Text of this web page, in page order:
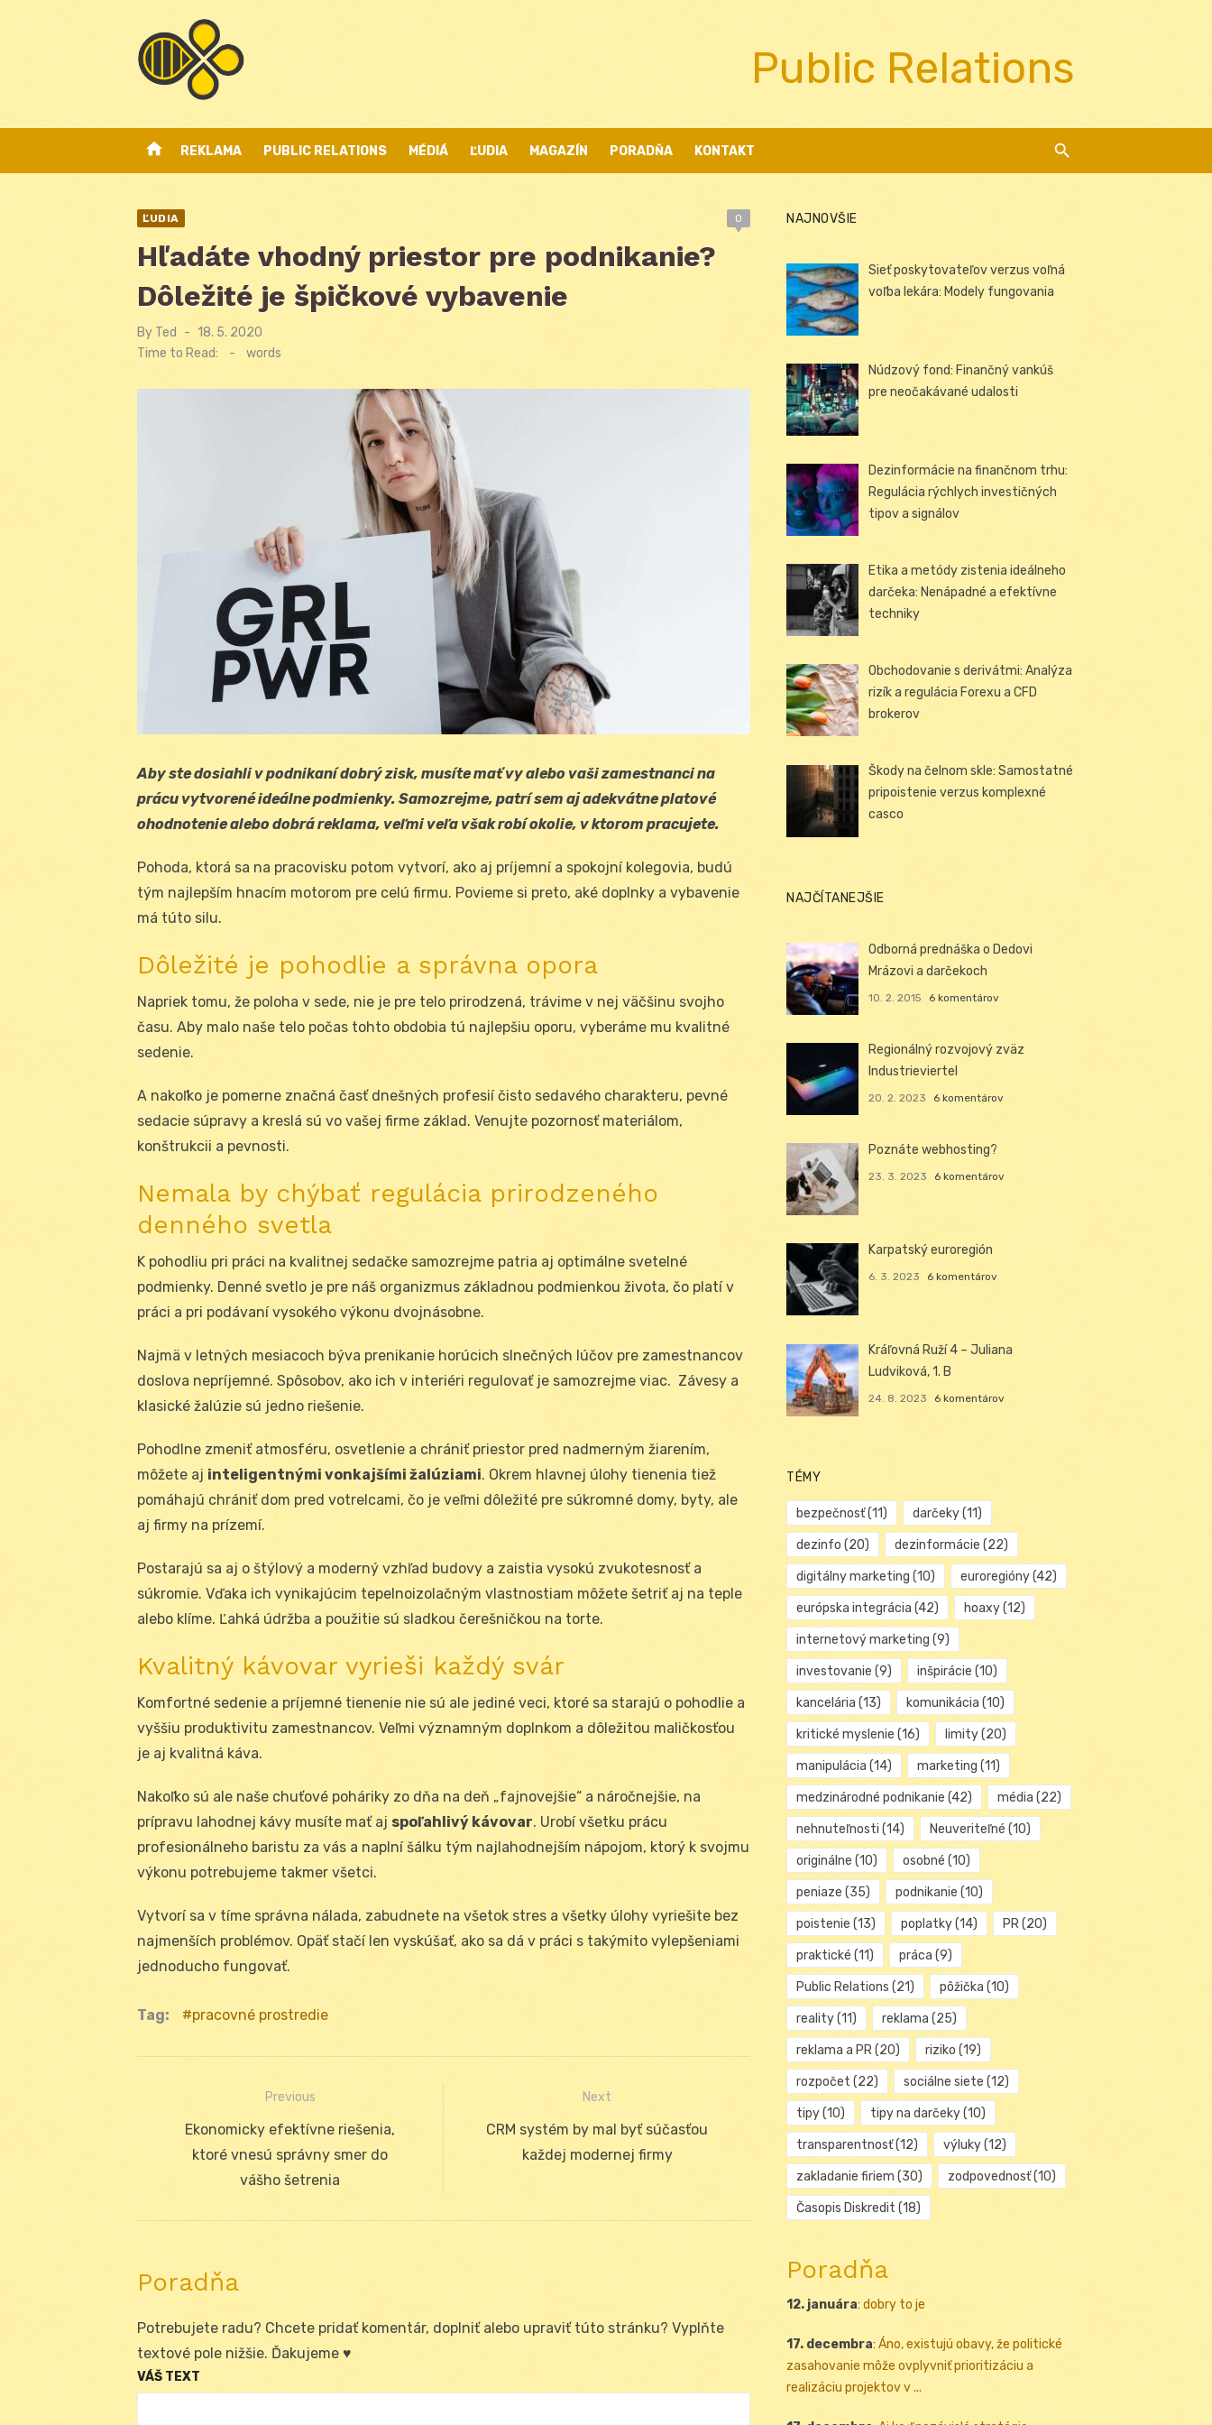
Public Relations
home REKLAMA PUBLIC RELATIONS MÉDIÁ ĽUDIA MAGAZÍN PORADŇA KONTAKT
ĽUDIA 0
Hľadáte vhodný priestor pre podnikanie?
Dôležité je špičkové vybavenie
By Ted
Posted
on
18. 5. 2020
Time to Read:
- words
Aby ste dosiahli v podnikaní dobrý zisk, musíte mať vy alebo vaši zamestnanci na
prácu vytvorené ideálne podmienky. Samozrejme, patrí sem aj adekvátne platové
ohodnotenie alebo dobrá reklama, veľmi veľa však robí okolie, v ktorom pracujete.
Pohoda, ktorá sa na pracovisku potom vytvorí, ako aj príjemní a spokojní kolegovia, budú
tým najlepším hnacím motorom pre celú firmu. Povieme si preto, aké doplnky a vybavenie
má túto silu.
Dôležité je pohodlie a správna opora
Napriek tomu, že poloha v sede, nie je pre telo prirodzená, trávime v nej väčšinu svojho
času. Aby malo naše telo počas tohto obdobia tú najlepšiu oporu, vyberáme mu kvalitné
sedenie.
A nakoľko je pomerne značná časť dnešných profesií čisto sedavého charakteru, pevné
sedacie súpravy a kreslá sú vo vašej firme základ. Venujte pozornosť materiálom,
konštrukcii a pevnosti.
Nemala by chýbať regulácia prirodzeného
denného svetla
K pohodliu pri práci na kvalitnej sedačke samozrejme patria aj optimálne svetelné
podmienky. Denné svetlo je pre náš organizmus základnou podmienkou života, čo platí v
práci a pri podávaní vysokého výkonu dvojnásobne.
Najmä v letných mesiacoch býva prenikanie horúcich slnečných lúčov pre zamestnancov
doslova nepríjemné. Spôsobov, ako ich v interiéri regulovať je samozrejme viac. Závesy a
klasické žalúzie sú jedno riešenie.
Pohodlne zmeniť atmosféru, osvetlenie a chrániť priestor pred nadmerným žiarením,
môžete aj inteligentnými vonkajšími žalúziami. Okrem hlavnej úlohy tienenia tiež
pomáhajú chrániť dom pred votrelcami, čo je veľmi dôležité pre súkromné domy, byty, ale
aj firmy na prízemí.
Postarajú sa aj o štýlový a moderný vzhľad budovy a zaistia vysokú zvukotesnosť a
súkromie. Vďaka ich vynikajúcim tepelnoizolačným vlastnostiam môžete šetriť aj na teple
alebo klíme. Ľahká údržba a použitie sú sladkou čerešničkou na torte.
Kvalitný kávovar vyrieši každý svár
Komfortné sedenie a príjemné tienenie nie sú ale jediné veci, ktoré sa starajú o pohodlie a
vyššiu produktivitu zamestnancov. Veľmi významným doplnkom a dôležitou maličkosťou
je aj kvalitná káva.
Nakoľko sú ale naše chuťové poháriky zo dňa na deň „fajnovejšie“ a náročnejšie, na
prípravu lahodnej kávy musíte mať aj spoľahlivý kávovar. Urobí všetku prácu
profesionálneho baristu za vás a naplní šálku tým najlahodnejším nápojom, ktorý k svojmu
výkonu potrebujeme takmer všetci.
Vytvorí sa v tíme správna nálada, zabudnete na všetok stres a všetky úlohy vyriešite bez
najmenších problémov. Opäť stačí len vyskúšať, ako sa dá v práci s takýmito vylepšeniami
jednoducho fungovať.
Tag: pracovné prostredie
Navigácia
Previous
Previous
post:
Ekonomicky efektívne riešenia,
ktoré vnesú správny smer do
vášho šetrenia
Next
Next
CRM systém by mal byť súčasťou
každej modernej firmy
Poradňa
Potrebujete radu? Chcete pridať komentár, doplniť alebo upraviť túto stránku? Vyplňte
textové pole nižšie. Ďakujeme ♥
VÁŠ TEXT
NAJNOVŠIE
Sieť poskytovateľov verzus voľná
voľba lekára: Modely fungovania
Núdzový fond: Finančný vankúš
pre neočakávané udalosti
Dezinformácie na finančnom trhu:
Regulácia rýchlych investičných
tipov a signálov
Etika a metódy zistenia ideálneho
darčeka: Nenápadné a efektívne
techniky
Obchodovanie s derivátmi: Analýza
rizík a regulácia Forexu a CFD
brokerov
Škody na čelnom skle: Samostatné
pripoistenie verzus komplexné
casco
NAJČÍTANEJŠIE
Odborná prednáška o Dedovi
Mrázovi a darčekoch
10. 2. 2015 6 komentárov
Regionálný rozvojový zväz
Industrieviertel
20. 2. 2023 6 komentárov
Poznáte webhosting?
23. 3. 2023 6 komentárov
Karpatský euroregión
6. 3. 2023 6 komentárov
Kráľovná Ruží 4 – Juliana
Ludviková, 1. B
24. 8. 2023 6 komentárov
TÉMY
bezpečnosť(11) darčeky(11)
dezinfo (20) dezinformácie (22)
digitálny marketing (10) euroregióny(42)
európska integrácia (42) hoaxy(12)
internetový marketing (9)
investovanie (9) inšpirácie (10)
kancelária (13) komunikácia (10)
kritické myslenie (16) limity(20)
manipulácia (14) marketing (11)
medzinárodné podnikanie (42) média (22)
nehnuteľnosti (14) Neuveriteľné (10)
originálne (10) osobné (10)
peniaze (35) podnikanie (10)
poistenie (13) poplatky(14) PR(20)
praktické (11) práca (9)
Public Relations (21) pôžička (10)
reality(11) reklama (25)
reklama a PR(20) riziko (19)
rozpočet (22) sociálne siete (12)
tipy(10) tipy na darčeky(10)
transparentnosť(12) výluky(12)
zakladanie firiem (30) zodpovednosť(10)
Časopis Diskredit (18)
Poradňa
12. januára: dobry to je
17. decembra: Áno, existujú obavy, že politické
zasahovanie môže ovplyvniť prioritizáciu a
realizáciu projektov v ...